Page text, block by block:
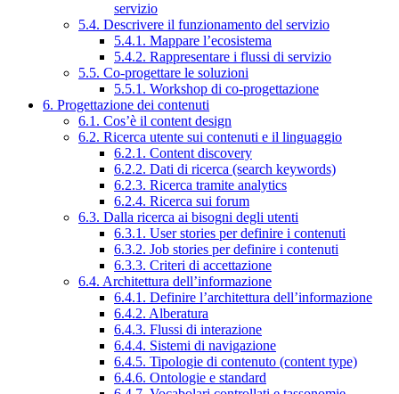
servizio
5.4. Descrivere il funzionamento del servizio
5.4.1. Mappare l’ecosistema
5.4.2. Rappresentare i flussi di servizio
5.5. Co-progettare le soluzioni
5.5.1. Workshop di co-progettazione
6. Progettazione dei contenuti
6.1. Cos’è il content design
6.2. Ricerca utente sui contenuti e il linguaggio
6.2.1. Content discovery
6.2.2. Dati di ricerca (search keywords)
6.2.3. Ricerca tramite analytics
6.2.4. Ricerca sui forum
6.3. Dalla ricerca ai bisogni degli utenti
6.3.1. User stories per definire i contenuti
6.3.2. Job stories per definire i contenuti
6.3.3. Criteri di accettazione
6.4. Architettura dell’informazione
6.4.1. Definire l’architettura dell’informazione
6.4.2. Alberatura
6.4.3. Flussi di interazione
6.4.4. Sistemi di navigazione
6.4.5. Tipologie di contenuto (content type)
6.4.6. Ontologie e standard